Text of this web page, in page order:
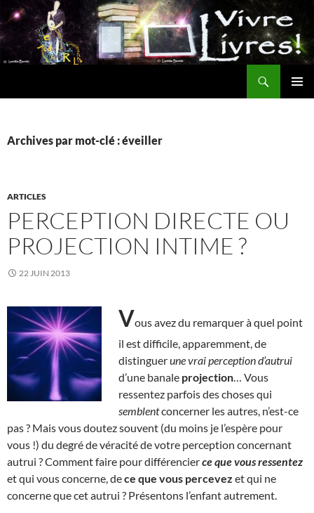
Aller
au
contenu
Archives par mot-clé : éveiller
ARTICLES
PERCEPTION DIRECTE OU
PROJECTION INTIME ?
22 JUIN 2013
Vous avez du remarquer à quel point
il est difficile, apparemment, de
distinguerune vrai perception d’autrui
d’une banale projection … Vous
ressentez parfois des choses qui
semblentconcerner les autres, n’est-ce
pas ? Mais vous doutez souvent (du moins je l’espère pour
vous !) du degré de véracité de votre perception concernant
autrui ? Comment faire pour différencierce que vous ressentez
et qui vous concerne, dece que vous percevez et qui ne
concerne que cet autrui ? Présentons l’enfant autrement.